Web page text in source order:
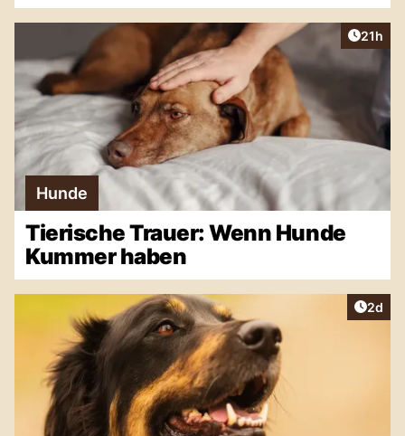
Artikel
21h
Hunde
Tierische Trauer: Wenn Hunde
Kummer haben
2d